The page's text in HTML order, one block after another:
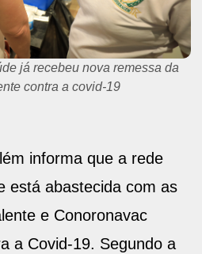
já recebeu nova remessa da
contra a covid-19
informa que a rede
está abastecida com as
e Conoronavac
a Covid-19. Segundo a